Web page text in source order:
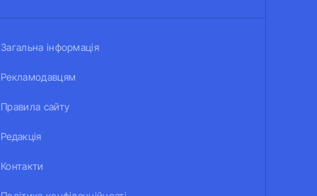
Загальна інформація
Рекламодавцям
Правила сайту
Редакція
Контакти